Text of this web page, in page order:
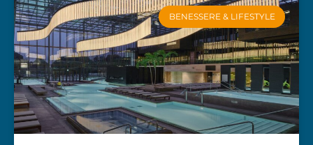
BENESSERE & LIFESTYLE